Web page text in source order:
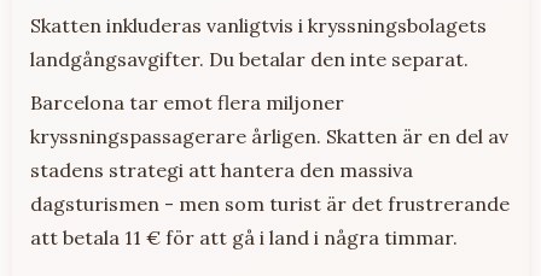
Skatten inkluderas vanligtvis i kryssningsbolagets
landgångsavgifter. Du betalar den inte separat.
Barcelona tar emot flera miljoner
kryssningspassagerare årligen. Skatten är en del av
stadens strategi att hantera den massiva
dagsturismen - men som turist är det frustrerande
att betala 11 € för att gå i land i några timmar.